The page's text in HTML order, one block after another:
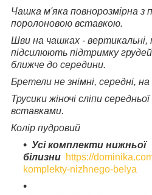
Чашка м'яка повнорозмірна з
поролоновою вставкою.
Шви на чашках - вертикальні,
підсилюють підтримку
ближче до середини.
Бретели не знімні, середні, на
Трусики жіночі сліпи
вставками.
Колір пудровий
Усі комплекти нижньої
білизни https://
komplekty-nizhnego-belya